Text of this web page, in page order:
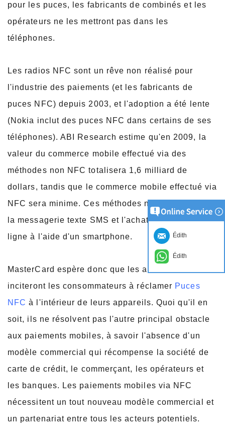
pour les puces, les fabricants de combinés et les
opérateurs ne les mettront pas dans les
téléphones.
Les radios NFC sont un rêve non réalisé pour
l'industrie des paiements (et les fabricants de
puces NFC) depuis 2003, et l'adoption a été lente
(Nokia inclut des puces NFC dans certains de ses
téléphones). ABI Research estime qu'en 2009, la
valeur du commerce mobile effectué via des
méthodes non NFC totalisera 1,6 milliard de
dollars, tandis que le commerce mobile effectué via
NFC sera minime. Ces méthodes non NFC incluent
la messagerie texte SMS et l'achat de choses en
ligne à l'aide d'un smartphone.
MasterCard espère donc que les autocollants RFID
inciteront les consommateurs à réclamer Puces
NFC à l'intérieur de leurs appareils. Quoi qu'il en
soit, ils ne résolvent pas l'autre principal obstacle
aux paiements mobiles, à savoir l'absence d'un
modèle commercial qui récompense la société de
carte de crédit, le commerçant, les opérateurs et
les banques. Les paiements mobiles via NFC
nécessitent un tout nouveau modèle commercial et
un partenariat entre tous les acteurs potentiels.
Édith
Édith